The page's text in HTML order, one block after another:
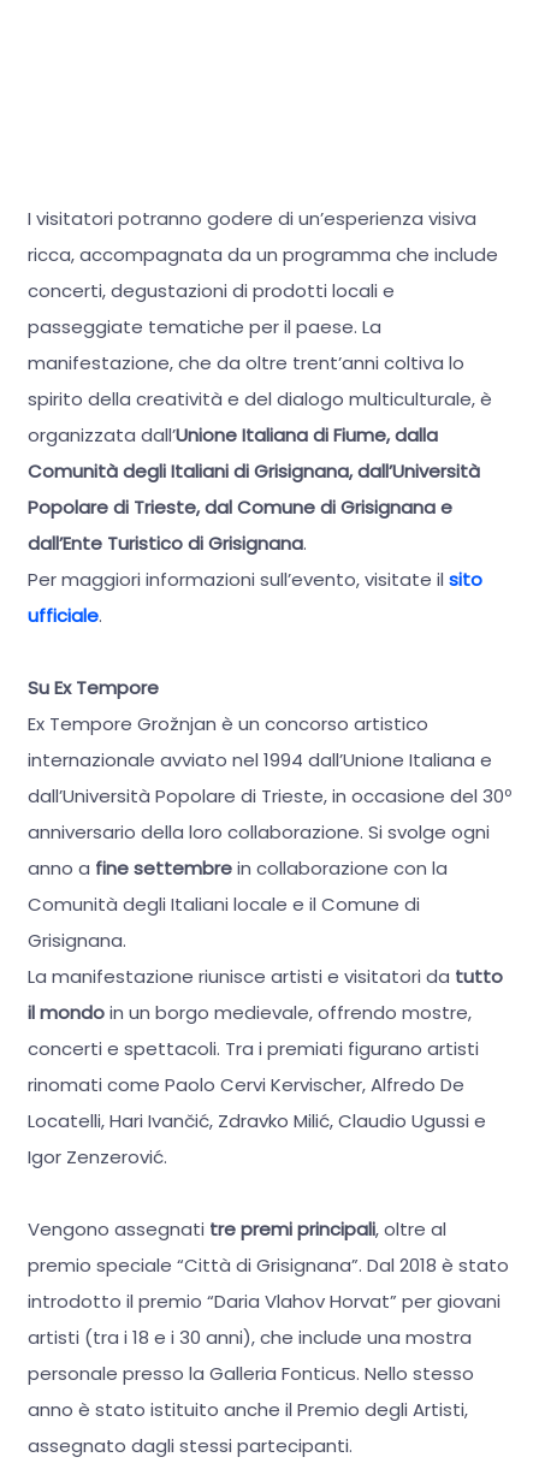
I visitatori potranno godere di un’esperienza visiva
ricca, accompagnata da un programma che include
concerti, degustazioni di prodotti locali e
passeggiate tematiche per il paese. La
manifestazione, che da oltre trent’anni coltiva lo
spirito della creatività e del dialogo multiculturale, è
organizzata dall’Unione Italiana di Fiume, dalla
Comunità degli Italiani di Grisignana, dall’Università
Popolare di Trieste, dal Comune di Grisignana e
dall’Ente Turistico di Grisignana.
Per maggiori informazioni sull’evento, visitate il sito
ufficiale.
Su Ex Tempore
Ex Tempore Grožnjan è un concorso artistico
internazionale avviato nel 1994 dall’Unione Italiana e
dall’Università Popolare di Trieste, in occasione del 30º
anniversario della loro collaborazione. Si svolge ogni
anno a fine settembrein collaborazione con la
Comunità degli Italiani locale e il Comune di
Grisignana.
La manifestazione riunisce artisti e visitatori da tutto
il mondoin un borgo medievale, offrendo mostre,
concerti e spettacoli. Tra i premiati figurano artisti
rinomati come Paolo Cervi Kervischer, Alfredo De
Locatelli, Hari Ivančić, Zdravko Milić, Claudio Ugussi e
Igor Zenzerović.
Vengono assegnati tre premi principali, oltre al
premio speciale “Città di Grisignana”. Dal 2018 è stato
introdotto il premio “Daria Vlahov Horvat” per giovani
artisti (tra i 18 e i 30 anni), che include una mostra
personale presso la Galleria Fonticus. Nello stesso
anno è stato istituito anche il Premio degli Artisti,
assegnato dagli stessi partecipanti.